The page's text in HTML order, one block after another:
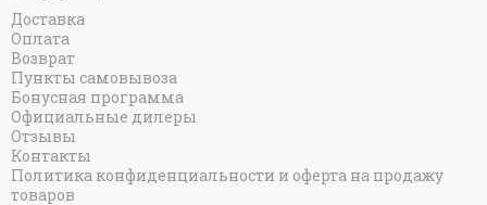
Доставка
Оплата
Возврат
Пункты самовывоза
Бонусная программа
Официальные дилеры
Отзывы
Контакты
Политика конфиденциальности и оферта на продажу
товаров